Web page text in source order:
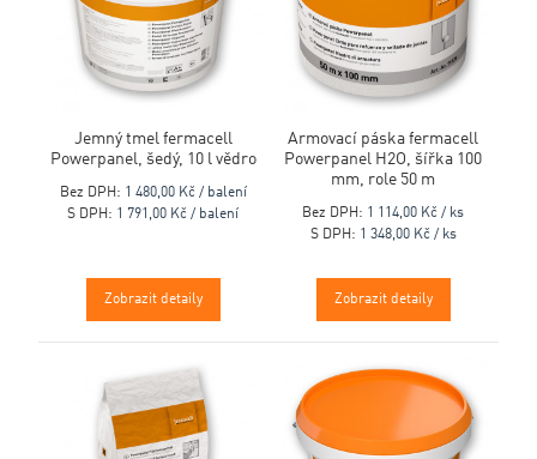
Jemný tmel fermacell
Powerpanel, šedý, 10 l vědro
Bez DPH: 1 480,00 Kč / balení
S DPH: 1 791,00 Kč / balení
Zobrazit detaily
Armovací páska fermacell
Powerpanel H2O, šířka 100
mm, role 50 m
Bez DPH: 1 114,00 Kč / ks
S DPH: 1 348,00 Kč / ks
Zobrazit detaily